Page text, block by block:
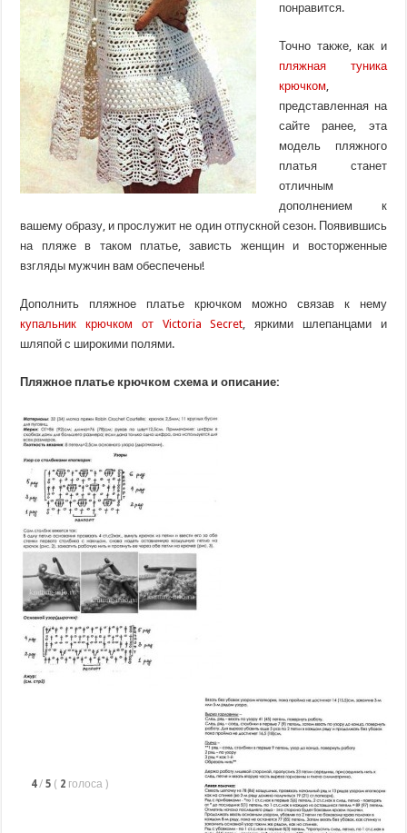
понравится.
Точно также, как и
пляжная туника
крючком,
представленная на
сайте ранее, эта
модель пляжного
платья станет
отличным
дополнением к
вашему образу, и прослужит не один отпускной сезон. Появившись
на пляже в таком платье, зависть женщин и восторженные
взгляды мужчин вам обеспечены!
Дополнить пляжное платье крючком можно связав к нему
купальник крючком от Victoria Secret, яркими шлепанцами и
шляпой с широкими полями.
Пляжное платье крючком схема и описание:
4 / 5 ( 2 голоса)